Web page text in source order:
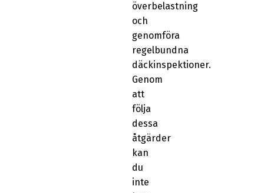
överbelastning
och
genomföra
regelbundna
däckinspektioner.
Genom
att
följa
dessa
åtgärder
kan
du
inte